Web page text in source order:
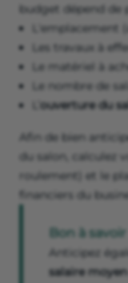
budget dépend de
L'emplacement
Les travaux à
Le matériel à
Le nombre de
ouverture du
Afin de bien
du salon, calculez
roulement) et le
financiers du
Bon à savoir
Anticipez
salaire